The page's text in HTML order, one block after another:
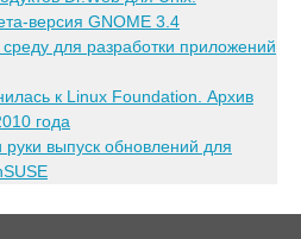
версия GNOME 3.4
для разработки приложений
к Linux Foundation. Архив
года
руки выпуск обновлений для